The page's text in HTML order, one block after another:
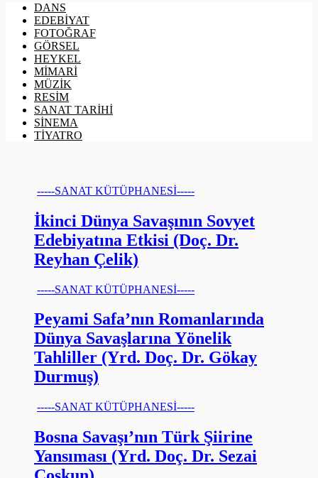
DANS
EDEBİYAT
FOTOĞRAF
GÖRSEL
HEYKEL
MİMARİ
MÜZİK
RESİM
SANAT TARİHİ
SİNEMA
TİYATRO
-----SANAT KÜTÜPHANESİ-----
İkinci Dünya Savaşının Sovyet
Edebiyatına Etkisi (Doç. Dr.
Reyhan Çelik)
-----SANAT KÜTÜPHANESİ-----
Peyami Safa’nın Romanlarında
Dünya Savaşlarına Yönelik
Tahliller (Yrd. Doç. Dr. Gökay
Durmuş)
-----SANAT KÜTÜPHANESİ-----
Bosna Savaşı’nın Türk Şiirine
Yansıması (Yrd. Doç. Dr. Sezai